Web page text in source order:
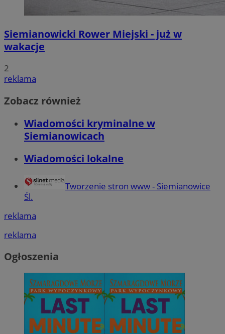
Siemianowicki Rower Miejski - już w
wakacje
2
reklama
Zobacz również
Wiadomości kryminalne w
Siemianowicach
Wiadomości lokalne
Tworzenie stron www - Siemianowice
Śl.
reklama
reklama
Ogłoszenia